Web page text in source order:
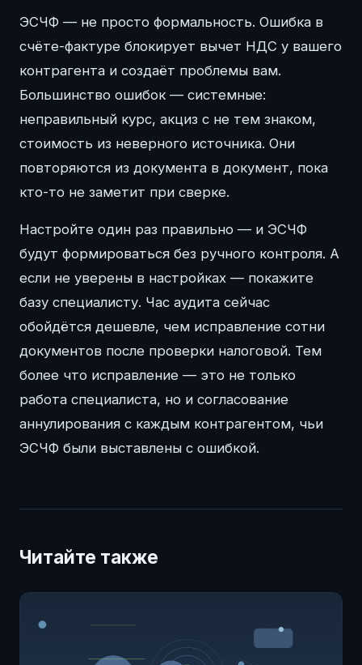
ЭСЧФ — не просто формальность. Ошибка в
счёте-фактуре блокирует вычет НДС у вашего
контрагента и создаёт проблемы вам.
Большинство ошибок — системные:
неправильный курс, акциз с не тем знаком,
стоимость из неверного источника. Они
повторяются из документа в документ, пока
кто-то не заметит при сверке.
Настройте один раз правильно — и ЭСЧФ
будут формироваться без ручного контроля. А
если не уверены в настройках — покажите
базу специалисту. Час аудита сейчас
обойдётся дешевле, чем исправление сотни
документов после проверки налоговой. Тем
более что исправление — это не только
работа специалиста, но и согласование
аннулирования с каждым контрагентом, чьи
ЭСЧФ были выставлены с ошибкой.
Читайте также